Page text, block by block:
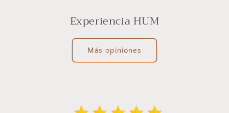
Experiencia HUM
Más opiniones